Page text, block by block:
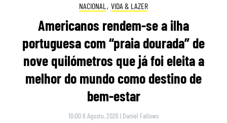
NACIONAL , VIDA & LAZER
Americanos rendem-se a ilha
portuguesa com “praia dourada” de
nove quilómetros que já foi eleita a
melhor do mundo como destino de
bem-estar
10:00 6 Agosto, 2026 | Daniel Fallows